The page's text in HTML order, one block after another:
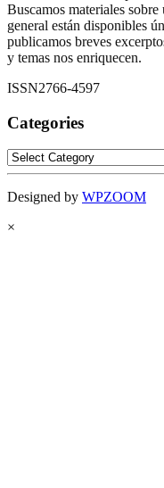
Buscamos materiales
general están disponibles
publicamos breves
y temas nos enriquecen.
ISSN2766-4597
Categories
Categories
Designed by WPZOOM
×